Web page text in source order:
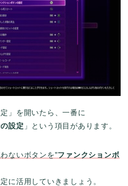
」を開いたら、一番に
設定 」という項目があります。
ないボタンを”ファンクションボ
に活用していきましょう。